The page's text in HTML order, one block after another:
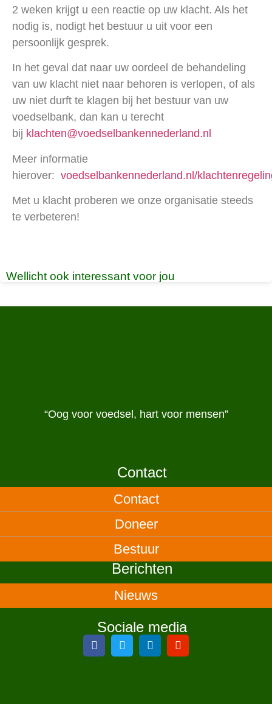
2 weken krijgt u een reactie op uw klacht. Als het
nodig is, nodigt het bestuur u uit voor een
persoonlijk gesprek.
In het geval dat naar uw oordeel de behandeling
van uw klacht niet naar behoren is verlopen, of als
uw niet durft te klagen bij het bestuur van uw
voedselbank, dan kan u terecht
bij klachten@voedselbankennederland.nl
Meer informatie
hierover: voedselbankennederland.nl/
Met u klacht proberen we onze organisatie steeds
te verbeteren!
Wellicht ook interessant voor jou
“Oog voor voedsel, hart voor mensen”
Contact
Contact
Doneer
Bestuur
Berichten
Nieuws
Sociale media